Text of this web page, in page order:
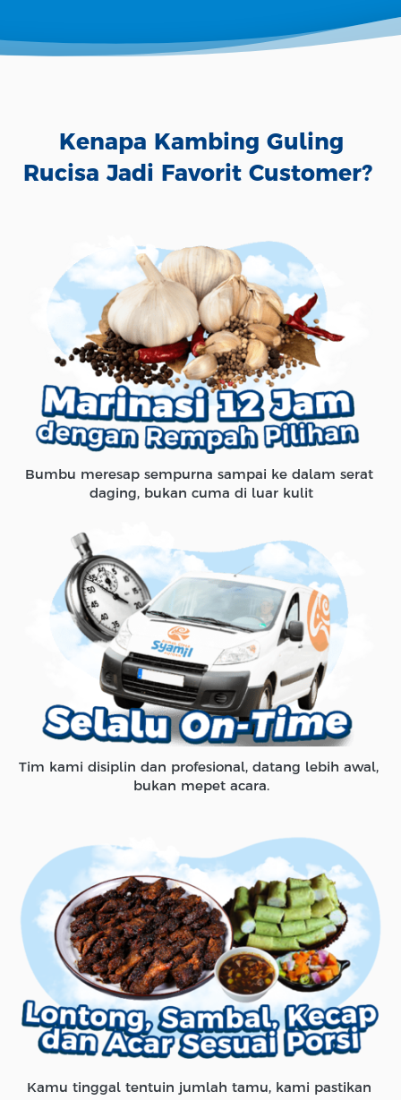
Kenapa Kambing Guling
Rucisa Jadi Favorit Customer?
Bumbu meresap sempurna sampai ke dalam serat
daging, bukan cuma di luar kulit
Tim kami disiplin dan profesional, datang lebih awal,
bukan mepet acara.
Kamu tinggal tentuin jumlah tamu, kami pastikan